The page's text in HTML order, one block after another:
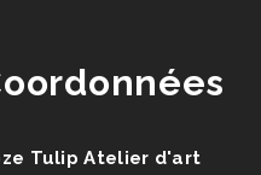
Tulip Atelier d'art